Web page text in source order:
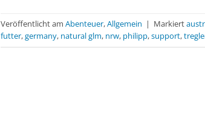
Veröffentlicht am Abenteuer,Allgemein | Markiert
futter,germany, natural glm, nrw, philipp,support,